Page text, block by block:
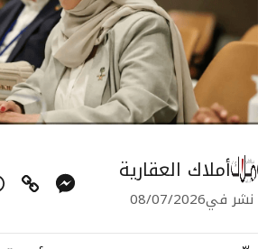
أملاك العقارية
نشر في08/07/2026